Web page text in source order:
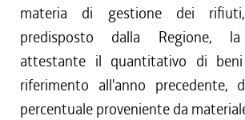
materia di gestione dei
predisposto dalla Regione, la
attestante il quantitativo di
riferimento all'anno precedente,
percentuale proveniente da